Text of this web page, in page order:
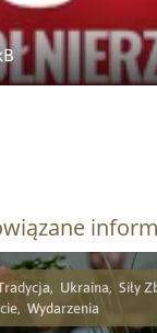
Ukraina, Siły
Wydarzenia